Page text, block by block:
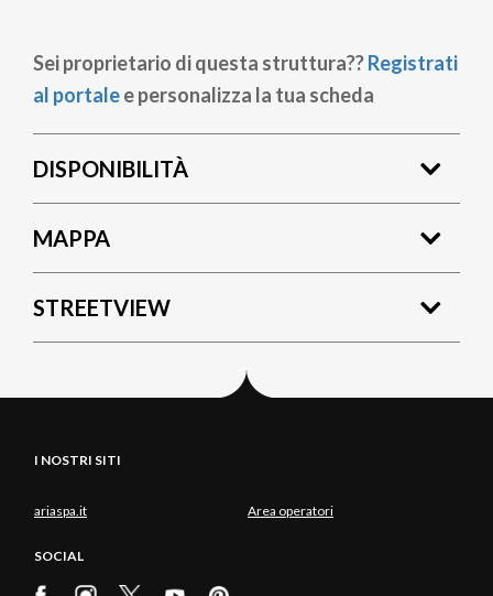
Sei proprietario di questa struttura??Registrati
al portalee personalizza la tua scheda
DISPONIBILITÀ
MAPPA
STREETVIEW
I NOSTRI SITI
ariaspa.it Area operatori
SOCIAL